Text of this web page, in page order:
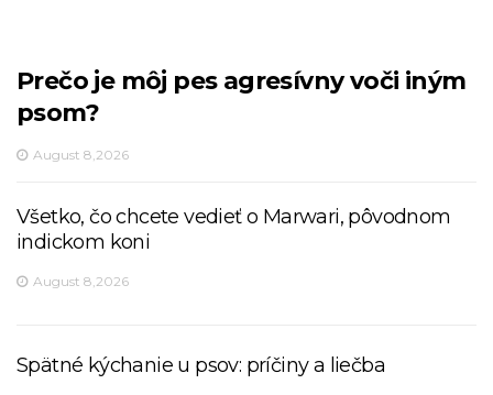
Prečo je môj pes agresívny voči iným
psom?
August 8,2026
Všetko, čo chcete vedieť o Marwari, pôvodnom
indickom koni
August 8,2026
Spätné kýchanie u psov: príčiny a liečba